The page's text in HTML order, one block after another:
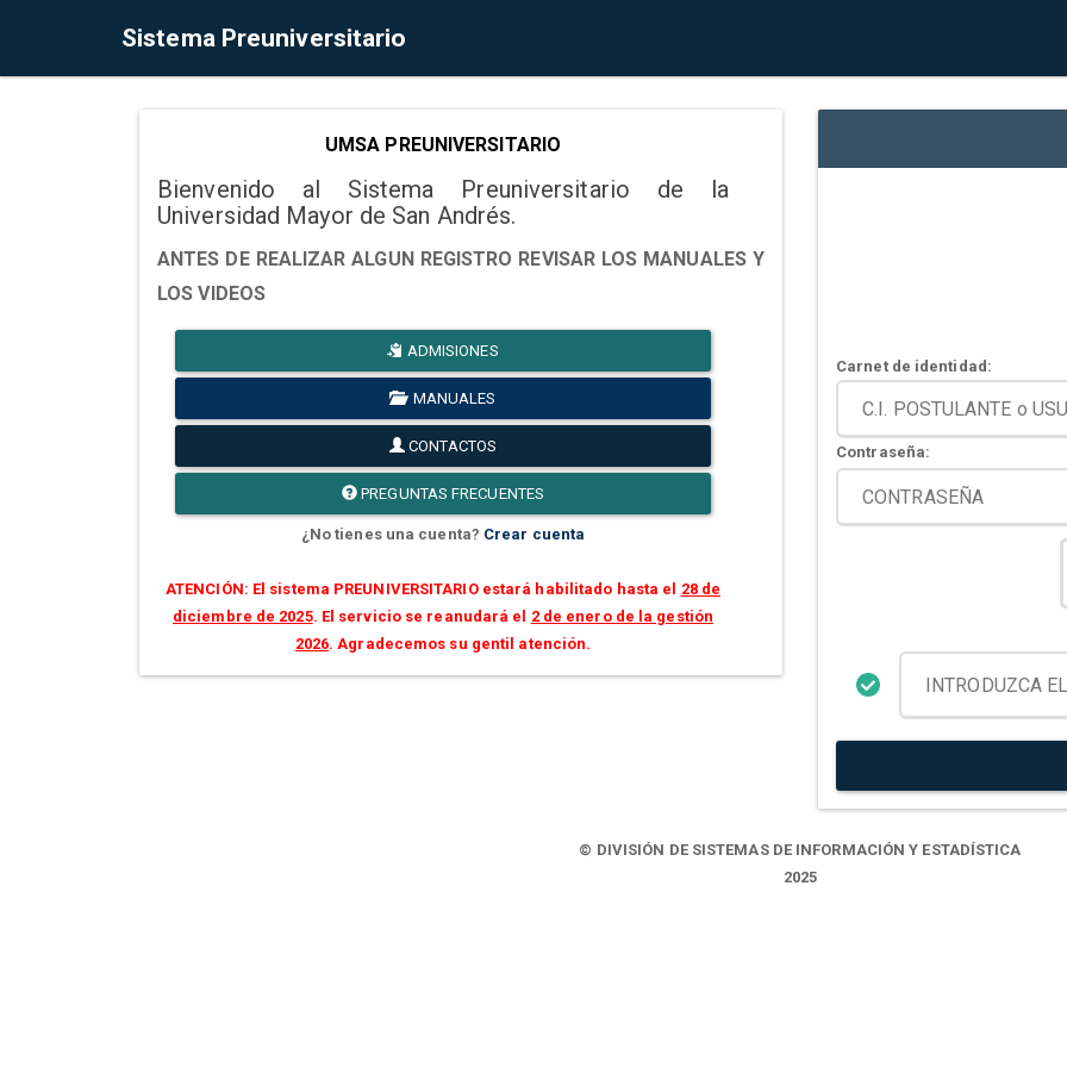
Sistema Preuniversitario
UMSA PREUNIVERSITARIO
Bienvenido al Sistema Preuniversitario de la
Universidad Mayor de San Andrés.
ANTES DE REALIZAR ALGUN REGISTRO REVISAR LOS MANUALES Y
LOS VIDEOS
ADMISIONES
MANUALES
CONTACTOS
PREGUNTAS FRECUENTES
¿No tienes una cuenta? Crear cuenta
ATENCIÓN: El sistema PREUNIVERSITARIO estará habilitado hasta el 28 de
diciembre de 2025. El servicio se reanudará el 2 de enero de la gestión
2026. Agradecemos su gentil atención.
Carnet de identidad:
Contraseña:
© DIVISIÓN DE SISTEMAS DE INFORMACIÓN Y ESTADÍSTICA
2025